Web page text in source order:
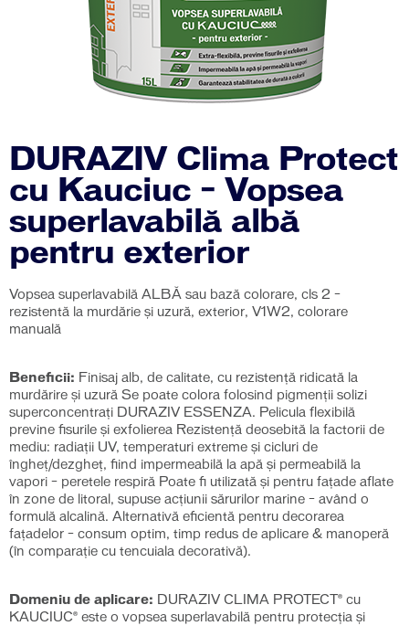
DURAZIV Clima Protect
cu Kauciuc – Vopsea
superlavabilă albă
pentru exterior
Vopsea superlavabilă ALBĂ sau bază colorare, cls 2 –
rezistentă la murdărie și uzură, exterior, V1W2, colorare
manuală
Beneficii: Finisaj alb, de calitate, cu rezistenţă ridicată la
murdărire şi uzură Se poate colora folosind pigmenţii solizi
superconcentraţi DURAZIV ESSENZA. Pelicula flexibilă
previne fisurile și exfolierea Rezistenţă deosebită la factorii de
mediu: radiații UV, temperaturi extreme și cicluri de
îngheţ/dezgheţ, fiind impermeabilă la apă și permeabilă la
vapori – peretele respiră Poate fi utilizată și pentru fațade aflate
în zone de litoral, supuse acțiunii sărurilor marine – având o
formulă alcalină. Alternativă eficientă pentru decorarea
fațadelor – consum optim, timp redus de aplicare & manoperă
(în comparație cu tencuiala decorativă).
Domeniu de aplicare: DURAZIV CLIMA PROTECT® cu
KAUCIUC® este o vopsea superlavabilă pentru protecția și